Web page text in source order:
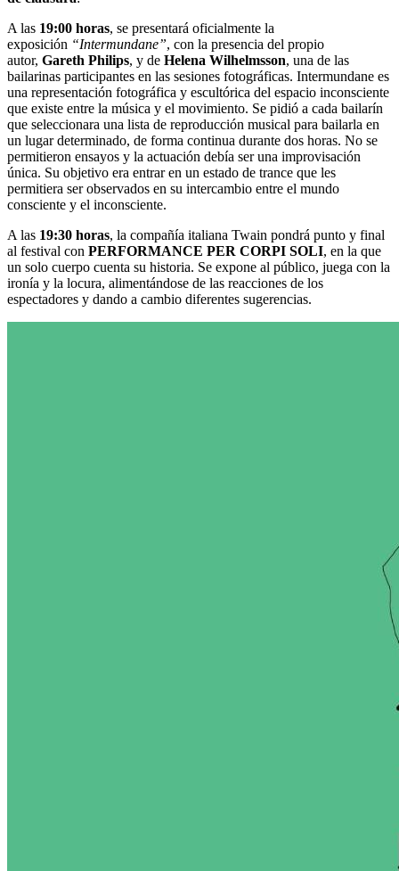
A las 19:00 horas, se presentará oficialmente la
exposición “Intermundane”, con la presencia del propio
autor, Gareth Philips, y de Helena Wilhelmsson, una de las
bailarinas participantes en las sesiones fotográficas. Intermundane es
una representación fotográfica y escultórica del espacio inconsciente
que existe entre la música y el movimiento. Se pidió a cada bailarín
que seleccionara una lista de reproducción musical para bailarla en
un lugar determinado, de forma continua durante dos horas. No se
permitieron ensayos y la actuación debía ser una improvisación
única. Su objetivo era entrar en un estado de trance que les
permitiera ser observados en su intercambio entre el mundo
consciente y el inconsciente.
A las 19:30 horas, la compañía italiana Twain pondrá punto y final
al festival con PERFORMANCE PER CORPI SOLI, en la que
un solo cuerpo cuenta su historia. Se expone al público, juega con la
ironía y la locura, alimentándose de las reacciones de los
espectadores y dando a cambio diferentes sugerencias.